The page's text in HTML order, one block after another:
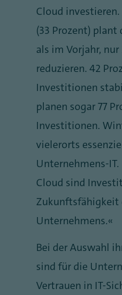
Cloud
(33 Prozent) plant
als im Vorjahr,
reduzieren. 42
Investitionen
planen sogar 77
Investitionen.
vielerorts
Unternehmens-
Cloud sind
Zukunftsfähigkeit
Unternehmens.“
Bei der Auswahl
sind für die
Vertrauen in IT-